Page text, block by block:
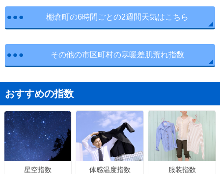
棚倉町の6時間ごとの2週間天気はこちら
その他の市区町村の寒暖差肌荒れ指数
おすすめの指数
星空指数 体感温度指数 服装指数